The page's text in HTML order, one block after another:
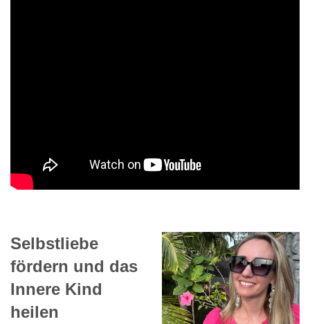
Selbstliebe
fördern und das
Innere Kind
heilen